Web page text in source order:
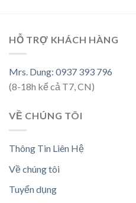
HỖ TRỢ KHÁCH HÀNG
Mrs. Dung: 0937 393 796
(8-18h kể cả T7, CN)
VỀ CHÚNG TÔI
Thông Tin Liên Hệ
Về chúng tôi
Tuyển dụng